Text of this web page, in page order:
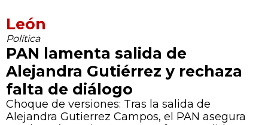
León
Política
PAN lamenta salida de
Alejandra Gutiérrez y rechaza
falta de diálogo
Choque de versiones: Tras la salida de
Alejandra Gutierrez Campos, el PAN asegura